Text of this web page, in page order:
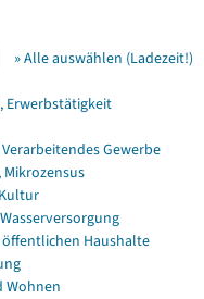
» Alle auswählen (Ladezeit!)
Erwerbstätigkeit
Gewerbe
öffentlichen Haushalte
Wohnen